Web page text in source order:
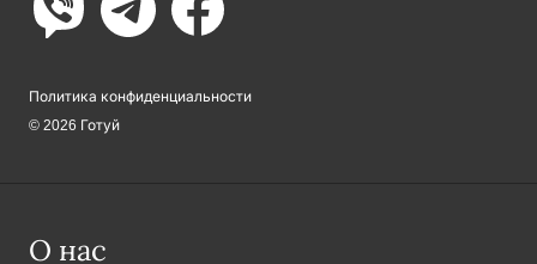
Политика конфиденциальности
© 2026 Готуй
О нас